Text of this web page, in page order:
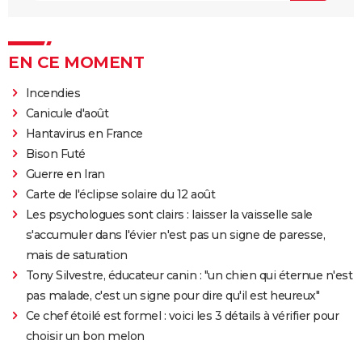
EN CE MOMENT
Incendies
Canicule d'août
Hantavirus en France
Bison Futé
Guerre en Iran
Carte de l'éclipse solaire du 12 août
Les psychologues sont clairs : laisser la vaisselle sale
s'accumuler dans l'évier n'est pas un signe de paresse,
mais de saturation
Tony Silvestre, éducateur canin : "un chien qui éternue n'est
pas malade, c'est un signe pour dire qu'il est heureux"
Ce chef étoilé est formel : voici les 3 détails à vérifier pour
choisir un bon melon